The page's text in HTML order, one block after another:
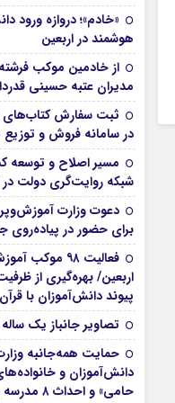
«خادم»؛ دروازه
هوشمند در اربعین
از خادمین موکب
مدیران عتبه حسینی
ثبت سفارش
در سامانه فروش و
مسیر اصلاح و توسعه
شبکه روایت‌‌گری دولت
دعوت وزارت
برای حضور در پیاده‌روی
فعالیت ۹۸
اربعین/ بهره‌گیری از
پیوند دانش‌آموزان با
تصاویر جانباز یک
حمایت همه‌جانبه
دانش‌آموزان و
حامی» و احداث ۸ مدرسه جایگزین